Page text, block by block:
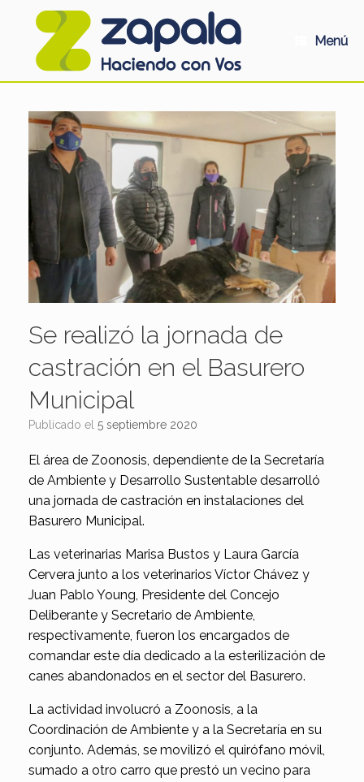
Menú
Se realizó la jornada de
castración en el Basurero
Municipal
Publicado el 5 septiembre 2020
El área de Zoonosis, dependiente de la Secretaría
de Ambiente y Desarrollo Sustentable desarrolló
una jornada de castración en instalaciones del
Basurero Municipal.
Las veterinarias Marisa Bustos y Laura García
Cervera junto a los veterinarios Víctor Chávez y
Juan Pablo Young, Presidente del Concejo
Deliberante y Secretario de Ambiente,
respectivamente, fueron los encargados de
comandar este día dedicado a la esterilización de
canes abandonados en el sector del Basurero.
La actividad involucró a Zoonosis, a la
Coordinación de Ambiente y a la Secretaría en su
conjunto. Además, se movilizó el quirófano móvil,
sumado a otro carro que prestó un vecino para